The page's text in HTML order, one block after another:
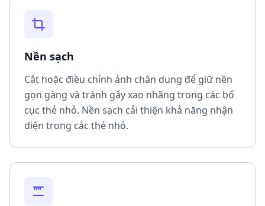
Nền sạch
Cắt hoặc điều chỉnh ảnh chân dung để giữ nền
gọn gàng và tránh gây xao nhãng trong các bố
cục thẻ nhỏ. Nền sạch cải thiện khả năng nhận
diện trong các thẻ nhỏ.